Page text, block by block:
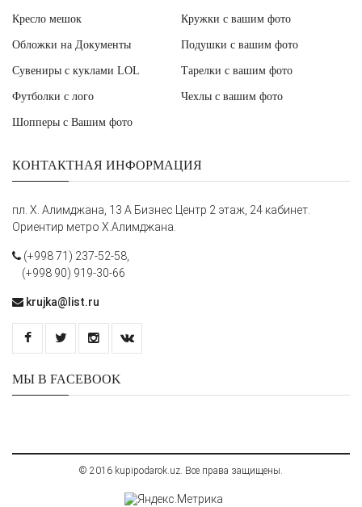
Кресло мешок Кружки с вашим фото
Обложки на Документы Подушки с вашим фото
Сувениры с куклами LOL Тарелки с вашим фото
Футболки с лого Чехлы с вашим фото
Шопперы с Вашим фото
КОНТАКТНАЯ ИНФОРМАЦИЯ
пл. Х. Алимджана, 13 А Бизнес Центр 2 этаж, 24 кабинет.
Ориентир метро Х.Алимджана.
(+998 71) 237-52-58,
(+998 90) 919-30-66
krujka@list.ru
МЫ В FACEBOOK
© 2016 kupipodarok.uz. Все права защищены.